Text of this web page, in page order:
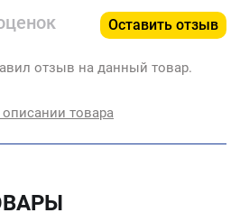
Оставить отзыв
отзыв на данный товар.
товара